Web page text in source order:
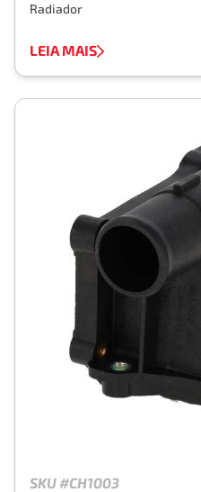
Radiador
LEIA MAIS
SKU #CH1003